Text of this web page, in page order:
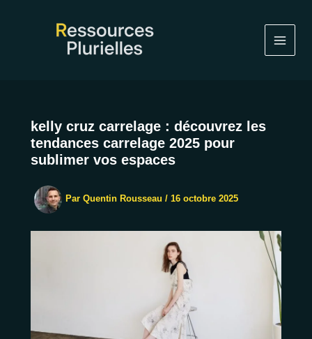
kelly cruz carrelage : découvrez les
tendances carrelage 2025 pour
sublimer vos espaces
Par Quentin Rousseau / 16 octobre 2025